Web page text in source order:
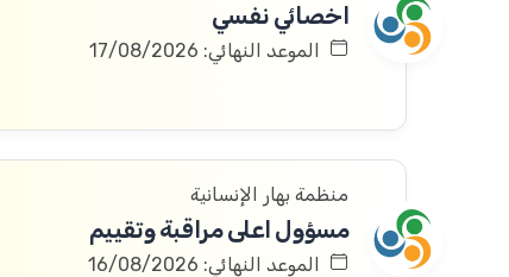
اخصائي نفسي
الموعد النهائي: 17/08/2026
منظمة بهار الإنسانية
مسؤول اعلى مراقبة وتقييم
الموعد النهائي: 16/08/2026